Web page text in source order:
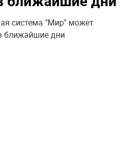
система "Мир" может
ближайшие дни